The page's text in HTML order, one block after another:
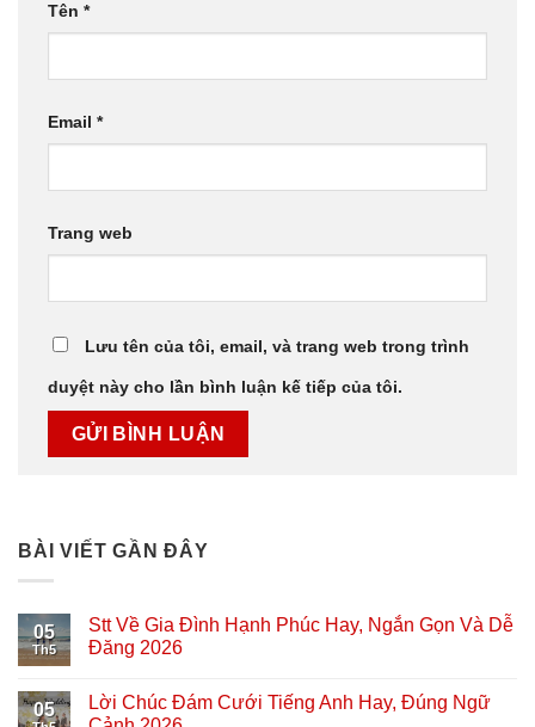
Tên *
Email *
Trang web
Lưu tên của tôi, email, và trang web trong trình
duyệt này cho lần bình luận kế tiếp của tôi.
BÀI VIẾT GẦN ĐÂY
05
Th5
Stt Về Gia Đình Hạnh Phúc Hay, Ngắn Gọn Và Dễ
Đăng 2026
05
Lời Chúc Đám Cưới Tiếng Anh Hay, Đúng Ngữ